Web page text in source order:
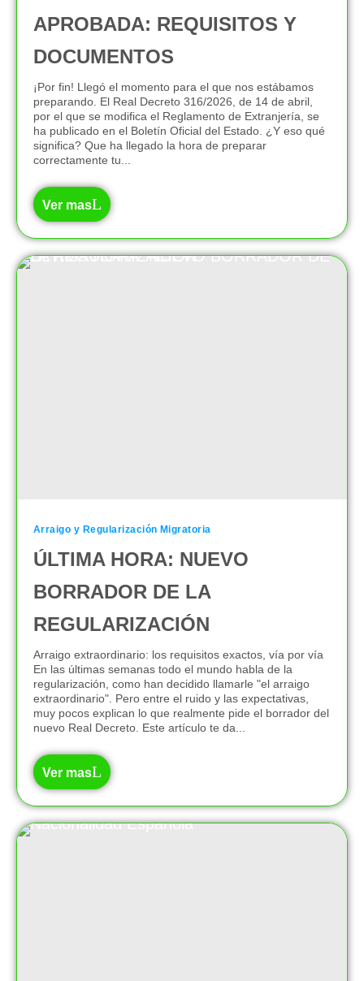
APROBADA: REQUISITOS Y
DOCUMENTOS
¡Por fin! Llegó el momento para el que nos estábamos
preparando. El Real Decreto 316/2026, de 14 de abril,
por el que se modifica el Reglamento de Extranjería, se
ha publicado en el Boletín Oficial del Estado. ¿Y eso qué
significa? Que ha llegado la hora de preparar
correctamente tu...
Ver mas
Arraigo y Regularización Migratoria
ÚLTIMA HORA: NUEVO
BORRADOR DE LA
REGULARIZACIÓN
Arraigo extraordinario: los requisitos exactos, vía por vía
En las últimas semanas todo el mundo habla de la
regularización, como han decidido llamarle "el arraigo
extraordinario". Pero entre el ruido y las expectativas,
muy pocos explican lo que realmente pide el borrador del
nuevo Real Decreto. Este artículo te da...
Ver mas